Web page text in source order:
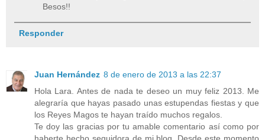
Besos!!
Responder
Juan Hernández 8 de enero de 2013 a las 22:37
Hola Lara. Antes de nada te deseo un muy feliz 2013. Me
alegraría que hayas pasado unas estupendas fiestas y que
los Reyes Magos te hayan traído muchos regalos.
Te doy las gracias por tu amable comentario así como por